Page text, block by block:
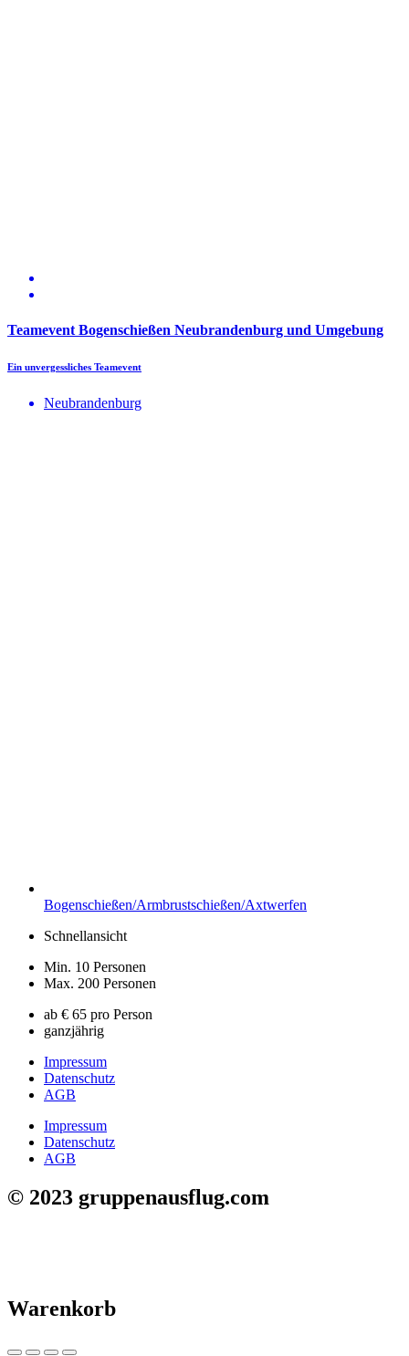
Teamevent Bogenschießen Neubrandenburg und Umgebung
Ein unvergessliches Teamevent
Neubrandenburg
Bogenschießen/Armbrustschießen/Axtwerfen
Schnellansicht
Min. 10 Personen
Max. 200 Personen
ab € 65 pro Person
ganzjährig
Impressum
Datenschutz
AGB
Impressum
Datenschutz
AGB
© 2023 gruppenausflug.com
Warenkorb